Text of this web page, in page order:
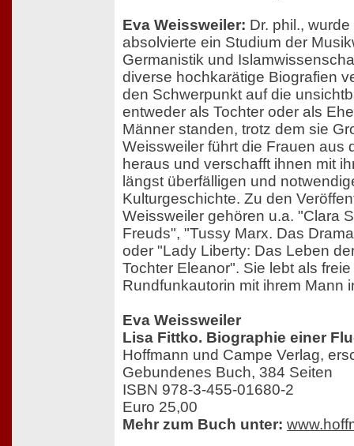
Eva Weissweiler: Dr. phil.,
absolvierte ein Studium der
Germanistik und
diverse hochkarätige Biografien
den Schwerpunkt auf die
entweder als Tochter oder als
Männer standen, trotz dem sie
Weissweiler führt die Frauen aus
heraus und verschafft ihnen mit
längst überfälligen und
Kulturgeschichte. Zu den
Weissweiler gehören u.a. "Clara
Freuds", "Tussy Marx. Das
oder "Lady Liberty: Das Leben
Tochter Eleanor". Sie lebt als
Rundfunkautorin mit ihrem Mann
Eva Weissweiler
Lisa Fittko. Biographie einer
Hoffmann und Campe Verlag,
Gebundenes Buch, 384 Seiten
ISBN 978-3-455-01680-2
Euro 25,00
Mehr zum Buch unter: